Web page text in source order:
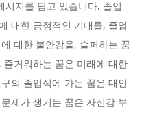
시지를 담고 있습니다. 졸업
대한 긍정적인 기대를, 졸업
대한 불안감을, 슬퍼하는 꿈
거워하는 꿈은 미래에 대한
의 졸업식에 가는 꿈은 대인
제가 생기는 꿈은 자신감 부